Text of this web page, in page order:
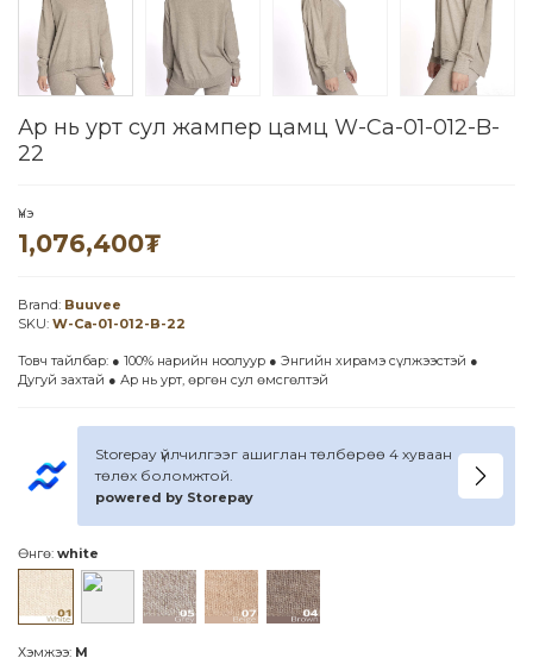
Ар нь урт сул жампер цамц W-Ca-01-012-B-
22
Үнэ
1,076,400₮
Brand: Buuvee
SKU: W-Ca-01-012-B-22
Товч тайлбар: ● 100% нарийн ноолуур ● Энгийн хирамэ сүлжээстэй ●
Дугуй захтай ● Ар нь урт, өргөн сул өмсгөлтэй
Storepay үйлчилгээг ашиглан төлбөрөө 4 хуваан
төлөх боломжтой.
powered by Storepay
Өнгө: white
Хэмжээ: M